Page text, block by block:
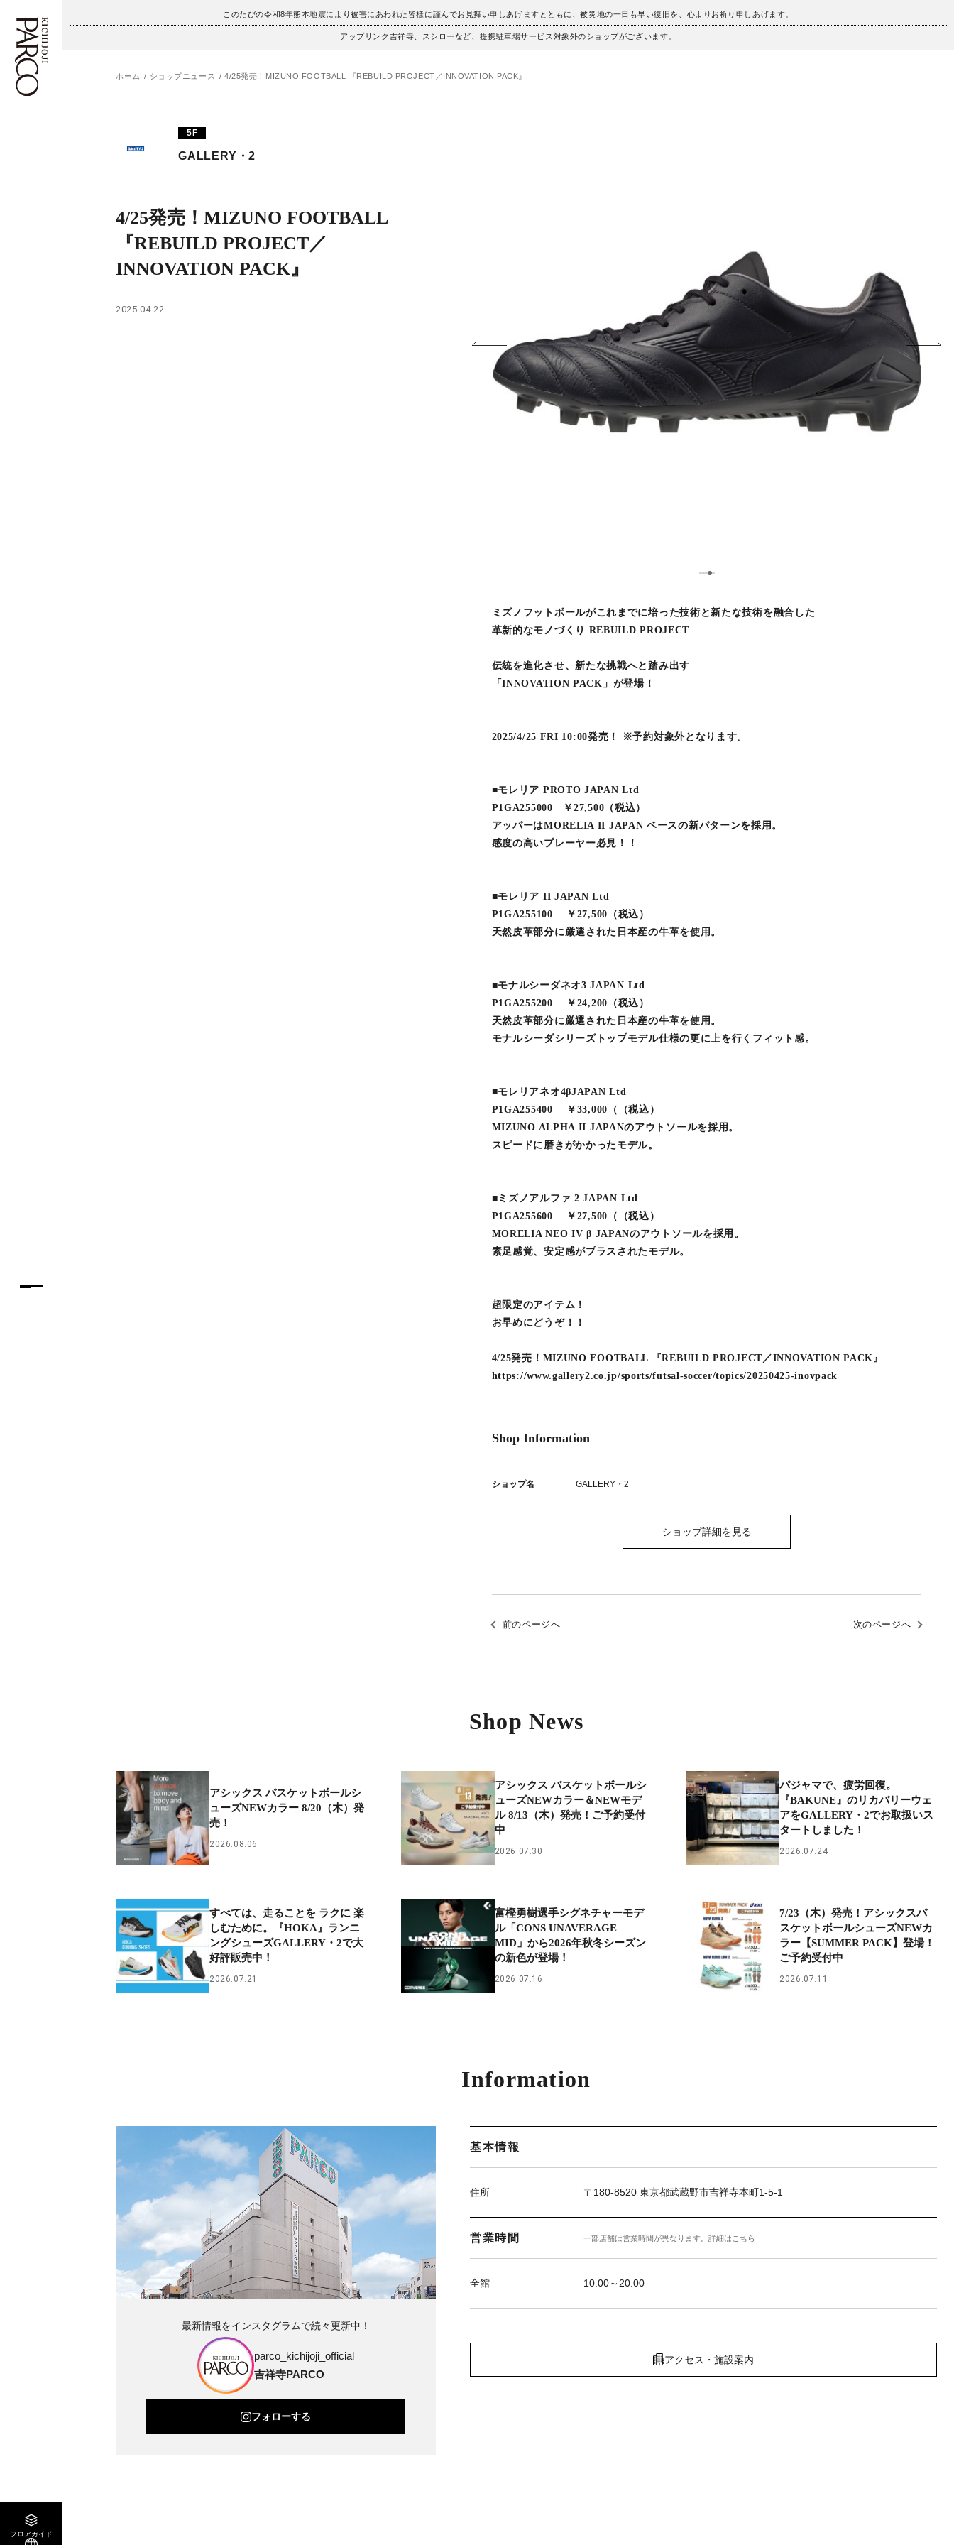
このたびの令和8年熊本地震により被害にあわれた皆様に謹んでお見舞い申しあげますとともに、被災地の一日も早い復旧を、心よりお祈り申しあげます。
アップリンク吉祥寺、スシローなど、提携駐車場サービス対象外のショップがございます。
フロアガイド
施設案内・アクセス
レストラン・カフェ
TAX FREE
ホーム ショップニュース 4/25発売！MIZUNO FOOTBALL 『REBUILD PROJECT／INNOVATION PACK』
5F
GALLERY・2
4/25発売！MIZUNO FOOTBALL
『REBUILD PROJECT／
INNOVATION PACK』
2025.04.22
12345
ミズノフットボールがこれまでに培った技術と新たな技術を融合した
革新的なモノづくり REBUILD PROJECT
伝統を進化させ、新たな挑戦へと踏み出す
「INNOVATION PACK」が登場！
2025/4/25 FRI 10:00発売！ ※予約対象外となります。
■モレリア PROTO JAPAN Ltd
P1GA255000 ￥27,500（税込）
アッパーはMORELIA II JAPAN ベースの新パターンを採用。
感度の高いプレーヤー必見！！
■モレリア II JAPAN Ltd
P1GA255100 ￥27,500（税込）
天然皮革部分に厳選された日本産の牛革を使用。
■モナルシーダネオ3 JAPAN Ltd
P1GA255200 ￥24,200（税込）
天然皮革部分に厳選された日本産の牛革を使用。
モナルシーダシリーズトップモデル仕様の更に上を行くフィット感。
■モレリアネオ4βJAPAN Ltd
P1GA255400 ￥33,000（（税込）
MIZUNO ALPHA II JAPANのアウトソールを採用。
スピードに磨きがかかったモデル。
■ミズノアルファ 2 JAPAN Ltd
P1GA255600 ￥27,500（（税込）
MORELIA NEO IV β JAPANのアウトソールを採用。
素足感覚、安定感がプラスされたモデル。
超限定のアイテム！
お早めにどうぞ！！
4/25発売！MIZUNO FOOTBALL 『REBUILD PROJECT／INNOVATION PACK』
https://www.gallery2.co.jp/sports/futsal-soccer/topics/20250425-inovpack
Shop Information
ショップ名 GALLERY・2
ショップ詳細を見る
前のページへ 次のページへ
Shop News
アシックス バスケットボールシ
ューズNEWカラー 8/20（木）発
売！
2026.08.06
アシックス バスケットボールシ
ューズNEWカラー＆NEWモデ
ル 8/13（木）発売！ご予約受付
中
2026.07.30
パジャマで、疲労回復。
『BAKUNE』のリカバリーウェ
アをGALLERY・2でお取扱いス
タートしました！
2026.07.24
すべては、走ることを ラクに 楽
しむために。『HOKA』ランニ
ングシューズGALLERY・2で大
好評販売中！
2026.07.21
富樫勇樹選手シグネチャーモデ
ル「CONS UNAVERAGE
MID」から2026年秋冬シーズン
の新色が登場！
2026.07.16
7/23（木）発売！アシックスバ
スケットボールシューズNEWカ
ラー【SUMMER PACK】登場！
ご予約受付中
2026.07.11
Information
基本情報
住所 〒180-8520 東京都武蔵野市吉祥寺本町1-5-1
営業時間 一部店舗は営業時間が異なります。詳細はこちら
全館 10:00～20:00
アクセス・施設案内
最新情報をインスタグラムで続々更新中！
parco_kichijoji_official
吉祥寺PARCO
フォローする